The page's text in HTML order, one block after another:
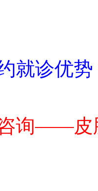
就诊优势
询——皮